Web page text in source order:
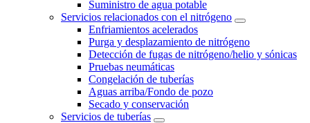
Suministro de agua potable
Servicios relacionados con el nitrógeno
Enfriamientos acelerados
Purga y desplazamiento de nitrógeno
Detección de fugas de nitrógeno/helio y sónicas
Pruebas neumáticas
Congelación de tuberías
Aguas arriba/Fondo de pozo
Secado y conservación
Servicios de tuberías